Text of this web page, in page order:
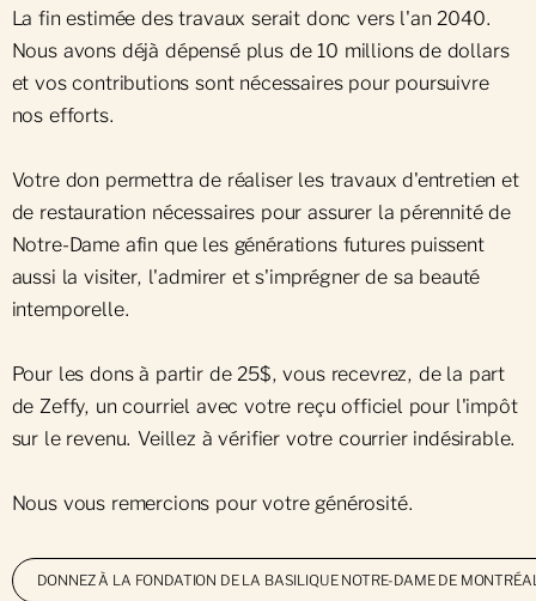
La fin estimée des travaux serait donc vers l'an 2040.
Nous avons déjà dépensé plus de 10 millions de dollars
et vos contributions sont nécessaires pour poursuivre
nos efforts.
Votre don permettra de réaliser les travaux d'entretien et
de restauration nécessaires pour assurer la pérennité de
Notre-Dame afin que les générations futures puissent
aussi la visiter, l'admirer et s'imprégner de sa beauté
intemporelle.
Pour les dons à partir de 25$, vous recevrez, de la part
de Zeffy, un courriel avec votre reçu officiel pour l'impôt
sur le revenu. Veillez à vérifier votre courrier indésirable.
Nous vous remercions pour votre générosité.
DONNEZ À LA FONDATION DE LA BASILIQUE NOTRE-DAME DE